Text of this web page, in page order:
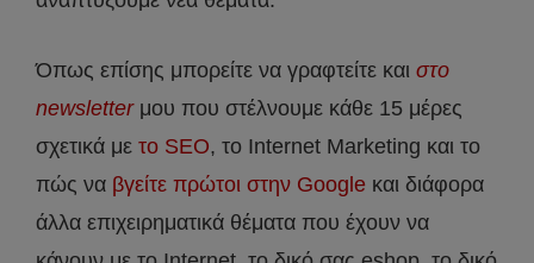
Όπως επίσης μπορείτε να γραφτείτε και στο
newsletter μου που στέλνουμε κάθε 15 μέρες
σχετικά με το SEO, το Internet Marketing και το
πώς να βγείτε πρώτοι στην Google και διάφορα
άλλα επιχειρηματικά θέματα που έχουν να